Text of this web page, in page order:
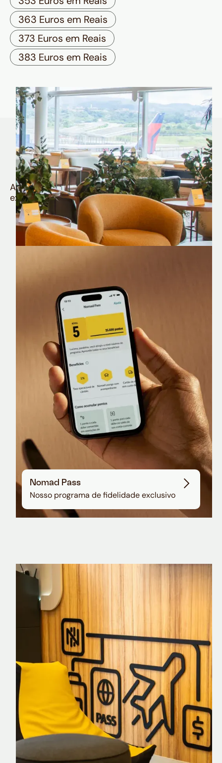
363 Euros em Reais
373 Euros em Reais
383 Euros em Reais
Quem é Nomad tem
muito mais
Aproveite todos os benefícios e vantagens
exclusivas da sua Conta Internacional
Nomad Lounge
Sala VIP no Aeroporto de Guarulhos
Nomad Pass
Nosso programa de fidelidade exclusivo
Nomad Explorer
Cartão de crédito brasileiro com cashback
em dólar